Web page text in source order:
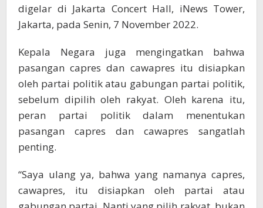
digelar di Jakarta Concert Hall, iNews Tower,
Jakarta, pada Senin, 7 November 2022.
Kepala Negara juga mengingatkan bahwa
pasangan capres dan cawapres itu disiapkan
oleh partai politik atau gabungan partai politik,
sebelum dipilih oleh rakyat. Oleh karena itu,
peran partai politik dalam menentukan
pasangan capres dan cawapres sangatlah
penting.
“Saya ulang ya, bahwa yang namanya capres,
cawapres, itu disiapkan oleh partai atau